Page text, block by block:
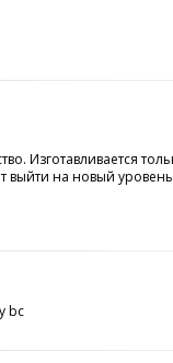
Изготавливается
выйти на новый
bc